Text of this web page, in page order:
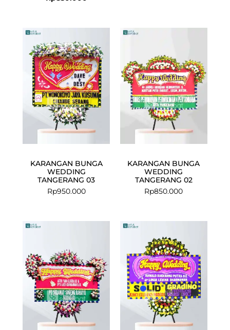
KARANGAN BUNGA
WEDDING
TANGERANG 03
Rp950.000
KARANGAN BUNGA
WEDDING
TANGERANG 02
Rp850.000